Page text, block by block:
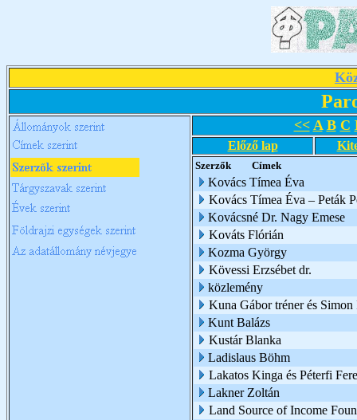
<< A B C
Előző lap
Szerzők Címek
Kovács Tímea Éva
Kovács Tímea Éva – Peták
Kovácsné Dr. Nagy Emese
Kováts Flórián
Kozma György
Kövessi Erzsébet dr.
közlemény
Kuna Gábor tréner és
Kunt Balázs
Kustár Blanka
Ladislaus Böhm
Lakatos Kinga és Péterfi
Lakner Zoltán
Land Source of Income